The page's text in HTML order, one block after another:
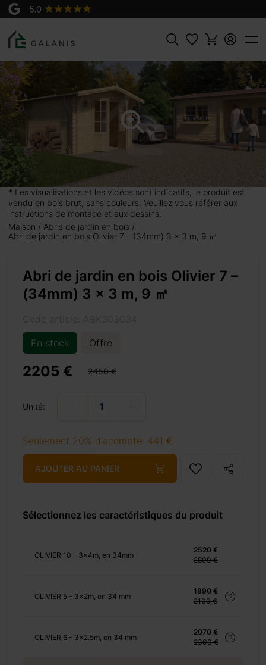
Rechercher
* Les visualisations et les vidéos sont indicatifs, le produit est
vendu en bois brut, sans couleurs. Veuillez vous référer aux
instructions de montage et aux dessins.
Maison
Abris de jardin en bois
Abri de jardin en bois Olivier 7 – (34mm) 3 x 3 m, 9 ㎡
Abri de jardin en bois Olivier 7 –
(34mm) 3 x 3 m, 9 ㎡
En stock
Offre
2205 € 2450 €
Unité:
Seulement 20% d'acompte: 441 €
AJOUTER AU PANIER
Sélectionnez les caractéristiques du produit
OLIVIER 10 - 3x4m, en 34mm
2520 €
2800 €
OLIVIER 5 - 3x2m, en 34 mm
1890 €
2100 €
OLIVIER 6 - 3x2.5m, en 34 mm
2070 €
2300 €
Produit:
OLIVIER 7 - 3x3m, en 34 mm
2205 €
m,
en fait
aussi
7.
+ 175 €